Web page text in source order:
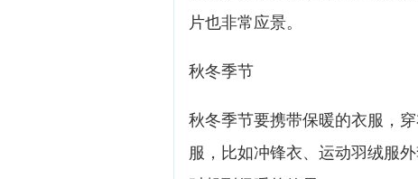
片也非常应景。
秋冬季节
秋冬季节要携带保暖的衣服，
服，比如冲锋衣、运动羽绒服